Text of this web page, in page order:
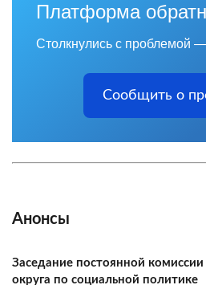
Платформа
Столкнулись с проблемой
Сообщить о
Анонсы
Заседание постоянной
округа по социальной политике